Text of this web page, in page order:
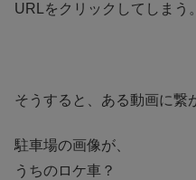
URLをクリックしてしまう。
そうすると、ある動画に繋
駐車場の画像が、
うちのロケ車？